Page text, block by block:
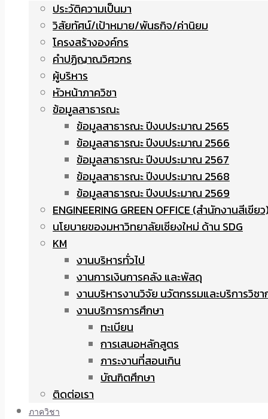
ประวัติความเป็นมา
วิสัยทัศน์/เป้าหมาย/พันธกิจ/ค่านิยม
โครงสร้างองค์กร
คำปฏิญาณวิศวกร
ผู้บริหาร
หัวหน้าภาควิชา
ข้อมูลสาธารณะ
ข้อมูลสาธารณะ ปีงบประมาณ 2565
ข้อมูลสาธารณะ ปีงบประมาณ 2566
ข้อมูลสาธารณะ ปีงบประมาณ 2567
ข้อมูลสาธารณะ ปีงบประมาณ 2568
ข้อมูลสาธารณะ ปีงบประมาณ 2569
ENGINEERING GREEN OFFICE (สำนักงานสีเขีย
นโยบายของมหาวิทยาลัยเชียงใหม่ ด้าน SDG
KM
งานบริหารทั่วไป
งานการเงินการคลัง และพัสดุ
งานบริหารงานวิจัย นวัตกรรมและบริการวิชา
งานบริการการศึกษา
ทะเบียน
การเสนอหลักสูตร
ภาระงานที่สอนเกิน
บัณฑิตศึกษา
ติดต่อเรา
ภาควิชา